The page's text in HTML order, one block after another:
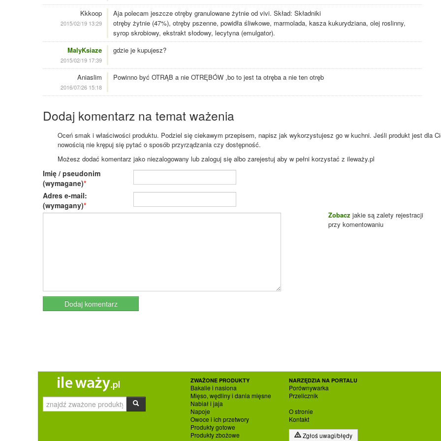
Kkkoop
2015/02/19 13:29
Aja polecam jeszcze otręby granulowane żytnie od vivi. Skład: Składniki
otręby żytnie (47%), otręby pszenne, powidła śliwkowe, marmolada, kasza kukurydziana, olej roslinny,
syrop skrobiowy, ekstrakt słodowy, lecytyna (emulgator).
MalyKsiaze
2015/02/19 17:39
gdzie je kupujesz?
Aniaslim
2016/07/26 15:18
Powinno być OTRĄB a nie OTRĘBÓW ,bo to jest ta otręba a nie ten otręb
Dodaj komentarz na temat ważenia
Oceń smak i właściwości produktu. Podziel się ciekawym przepisem, napisz jak wykorzystujesz go w kuchni. Jeśli produkt jest dla
nowością nie krępuj się pytać o sposób przyrządzania czy dostępność.
Możesz dodać komentarz jako niezalogowany lub zaloguj się albo zarejestuj aby w pełni korzystać z ileważy.pl
Imię / pseudonim
(wymagane)
Adres e-mail:
(wymagany)
Zobacz jakie są zalety rejestracji
przy komentowaniu
ZWAŻONE PRODUKTY
Bakalie i nasiona
Mięso, wędliny i dania mięsne
Nabiał i jaja
Napoje
Owoce i ich przetwory
Produkty gotowe
Produkty zbożowe
NARZĘDZIA NA PORTALU
Porównywarka
Przelicznik
O stronie
Kontakt
Zgłoś uwagi/błędy